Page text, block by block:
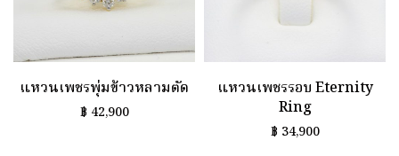
แหวนเพชรพุ่มข้าวหลามตัด
฿ 42,900
แหวนเพชรรอบ Eternity
Ring
฿ 34,900